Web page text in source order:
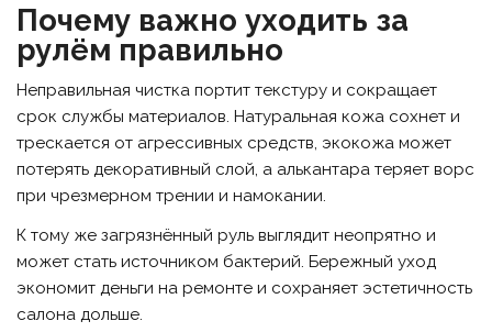
Почему важно уходить за
рулём правильно
Неправильная чистка портит текстуру и сокращает
срок службы материалов. Натуральная кожа сохнет и
трескается от агрессивных средств, экокожа может
потерять декоративный слой, а алькантара теряет ворс
при чрезмерном трении и намокании.
К тому же загрязнённый руль выглядит неопрятно и
может стать источником бактерий. Бережный уход
экономит деньги на ремонте и сохраняет эстетичность
салона дольше.